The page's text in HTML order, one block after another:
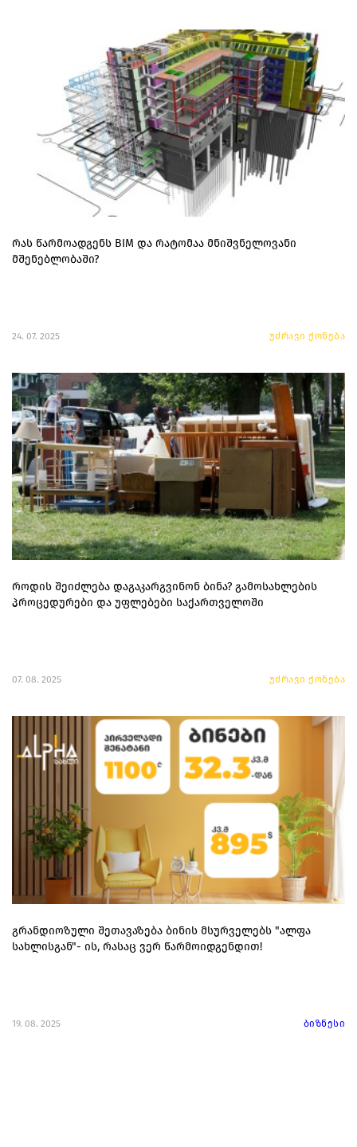
რას წარმოადგენს BIM და რატომაა მნიშვნელოვანი
მშენებლობაში?
24. 07. 2025 უძრავი ქონება
როდის შეიძლება დაგაკარგვინონ ბინა? გამოსახლების
პროცედურები და უფლებები საქართველოში
07. 08. 2025 უძრავი ქონება
გრანდიოზული შეთავაზება ბინის მსურველებს "ალფა
სახლისგან"- ის, რასაც ვერ წარმოიდგენდით!
19. 08. 2025 ბიზნესი